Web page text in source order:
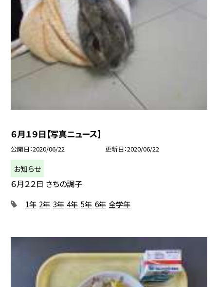
６月１９日【写真ニュース】
公開日 2020/06/22 更新日 2020/06/22
お知らせ
６月２２日 さちの調子
1年 2年 3年 4年 5年 6年 全学年